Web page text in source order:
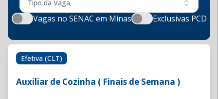
Tipo da Vaga
Vagas no SENAC em Minas Exclusivas PCD
Efetiva (CLT)
Auxiliar de Cozinha ( Finais de Semana )